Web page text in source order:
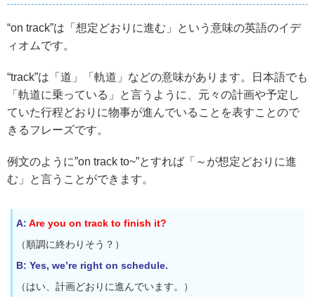
“on track”は「想定どおりに進む」という意味の英語のイデ
ィオムです。
“track”は「道」「軌道」などの意味があります。日本語でも
「軌道に乗っている」と言うように、元々の計画や予定し
ていた行程どおりに物事が進んでいることを表すことので
きるフレーズです。
例文のように”on track to~”とすれば「～が想定どおりに進
む」と言うことができます。
A: Are you on track to finish it?
（順調に終わりそう？）
B: Yes, we’re right on schedule.
（はい、計画どおりに進んでいます。）